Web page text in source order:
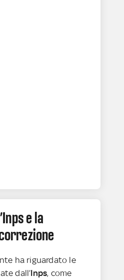
e la
ha riguardato le
dall’Inps, come